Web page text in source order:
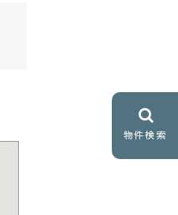
物件検索